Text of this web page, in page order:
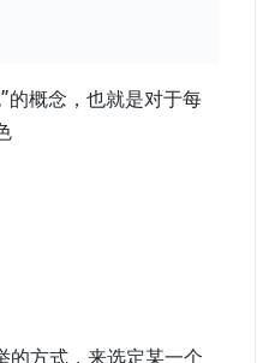
的概念，也就是对于每
的方式，来选定某一个